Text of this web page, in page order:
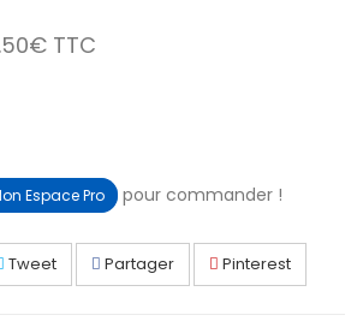
TTC
Espace Pro pour commander !
Tweet Partager Pinterest